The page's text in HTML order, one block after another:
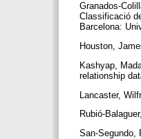
Granados-
Classificació
Barcelona:
Houston,
Kashyap,
relationship
Lancaster,
Rubió-
San-Segundo,